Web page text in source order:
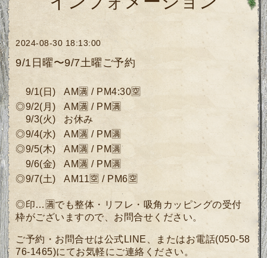
2024-08-30 18:13:00
9/1日曜〜9/7土曜ご予約
9/1(日)AM🈵 / PM4:30🈳
◎9/2(月)AM🈵 / PM🈵
9/3(火) お休み
◎9/4(水)AM🈵 / PM🈵
◎9/5(木)AM🈵 / PM🈵
9/6(金)AM🈵 / PM🈵
◎9/7(土)AM11🈳 / PM6🈳
◎印…🈵でも整体・リフレ・吸角カッピングの受付
枠がございますので、 お問合せください。
ご予約・お問合せは公式LINE、またはお電話(050-58
76-1465)にてお気軽にご連絡ください。